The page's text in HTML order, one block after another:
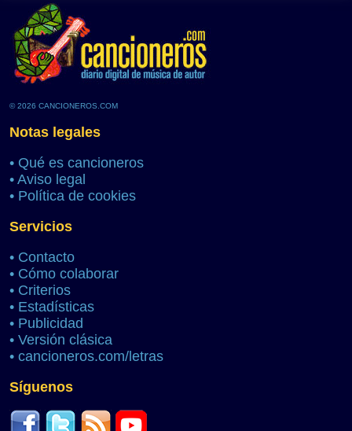
© 2026 CANCIONEROS.COM
Notas legales
• Qué es cancioneros
• Aviso legal
• Política de cookies
Servicios
• Contacto
• Cómo colaborar
• Criterios
• Estadísticas
• Publicidad
• Versión clásica
• cancioneros.com/letras
Síguenos